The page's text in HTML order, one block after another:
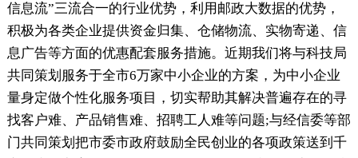
信息流”三流合一的行业优势，利用邮政大数据的优势，
积极为各类企业提供资金归集、仓储物流、实物寄递、信
息广告等方面的优惠配套服务措施。近期我们将与科技局
共同策划服务于全市6万家中小企业的方案，为中小企业
量身定做个性化服务项目，切实帮助其解决普遍存在的寻
找客户难、产品销售难、招聘工人难等问题;与经信委等部
门共同策划把市委市政府鼓励全民创业的各项政策送到千